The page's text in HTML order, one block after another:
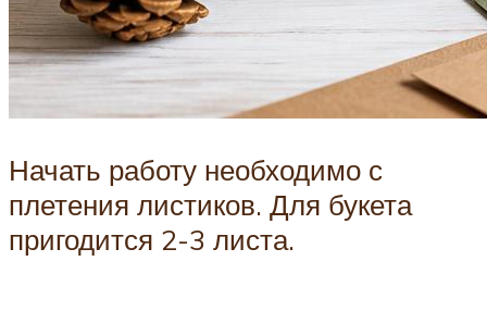
Начать работу необходимо с
плетения листиков. Для букета
пригодится 2-3 листа.